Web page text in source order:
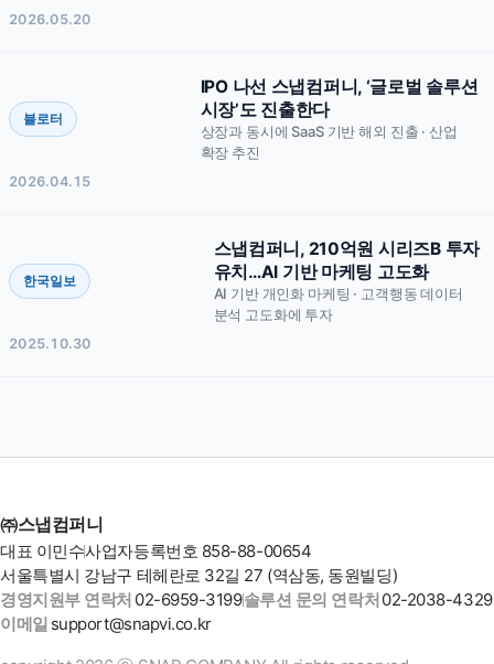
문의 내용
개인정보 필수항목 수집 및 이용 동의
회사명, 담당자명, 연락처, 이메일, 문의 내용
도입 문의 답변, 솔루션 안내 및 상담, 견적·미팅 일정 조율,
도입 절차 진행을 위한 연락
3. 보유기간
문의 접수 후 1년간, 단 정보주체의 삭제 요청이 있는 경우
지체없이 파기
※ 회사는 본인이 작성/제출한 정보에 한하여 정보를 수집합니다.
※ ‘문의 보내기’를 누르시면 위 개인정보 수집·이용에 동의하신 것으
로 간주됩니다.
2026.05.20
블로터
IPO 나선 스냅컴퍼니, ‘글로벌 솔루션
시장’도 진출한다
상장과 동시에 SaaS 기반 해외 진출 · 산업
확장 추진
2026.04.15
한국일보
스냅컴퍼니, 210억원 시리즈B 투자
유치…AI 기반 마케팅 고도화
AI 기반 개인화 마케팅 · 고객행동 데이터
분석 고도화에 투자
2025.10.30
㈜스냅컴퍼니
대표 이민수사업자등록번호 858-88-00654
서울특별시 강남구 테헤란로 32길 27 (역삼동, 동원빌딩)
경영지원부 연락처 02-6959-3199솔루션 문의 연락처02-2038-4329
이메일 support@snapvi.co.kr